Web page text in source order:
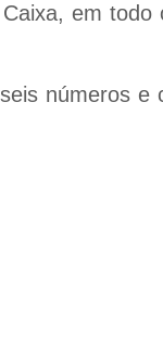
em
números e